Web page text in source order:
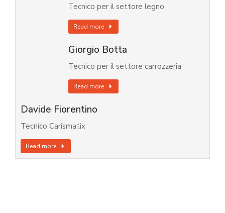
Tecnico per il settore legno
Read more
Giorgio Botta
Tecnico per il settore carrozzeria
Read more
Davide Fiorentino
Tecnico Carismatix
Read more